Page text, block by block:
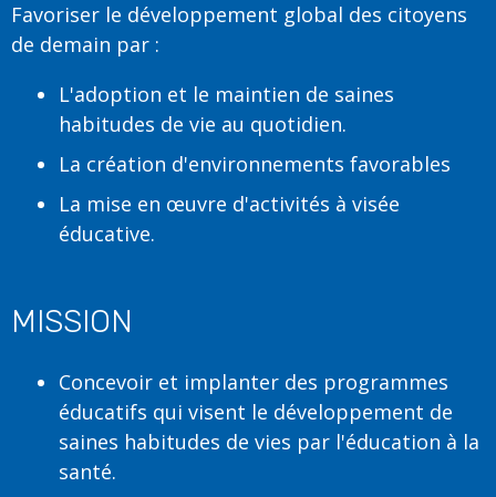
Favoriser le développement global des citoyens
de demain par :
L'adoption et le maintien de saines
habitudes de vie au quotidien.
La création d'environnements favorables
La mise en œuvre d'activités à visée
éducative.
MISSION
Concevoir et implanter des programmes
éducatifs qui visent le développement de
saines habitudes de vies par l'éducation à la
santé.